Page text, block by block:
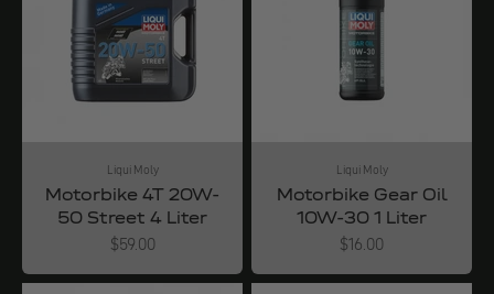
Liqui Moly
Motorbike 4T 20W-
50 Street 4 Liter
Angebot
$59.00
Liqui Moly
Motorbike Gear Oil
10W-30 1 Liter
Angebot
$16.00